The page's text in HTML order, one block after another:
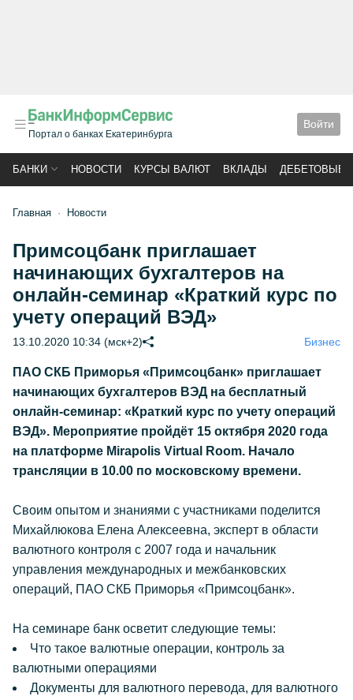
Портал о банках Екатеринбурга
Войти
БАНКИ НОВОСТИ КУРСЫ ВАЛЮТ ВКЛАДЫ ДЕБЕТОВЫЕ
Главная Новости
Примсоцбанк приглашает
начинающих бухгалтеров на
онлайн-семинар «Краткий курс по
учету операций ВЭД»
13.10.2020 10:34 (мск+2) Бизнес
ПАО СКБ Приморья «Примсоцбанк» приглашает
начинающих бухгалтеров ВЭД на бесплатный
онлайн-семинар: «Краткий курс по учету операций
ВЭД». Мероприятие пройдёт 15 октября 2020 года
на платформе Mirapolis Virtual Room. Начало
трансляции в 10.00 по московскому времени.
Своим опытом и знаниями с участниками поделится
Михайлюкова Елена Алексеевна, эксперт в области
валютного контроля с 2007 года и начальник
управления международных и межбанковских
операций, ПАО СКБ Приморья «Примсоцбанк».
На семинаре банк осветит следующие темы:
Что такое валютные операции, контроль за
валютными операциями
Документы для валютного перевода, для валютного